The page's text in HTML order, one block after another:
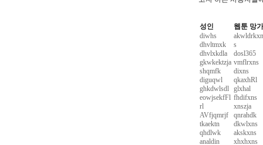
성인
diwhs
dhvltmxk
dhvlxkdla
gkwkektzja
shqmfk
diguqwl
ghkdwlsdl
eowjsekfFl
rl
AVfjqmrjf
tkaektn
qhdlwk
analdin
웹툰 망
s
dosl365
vmflrxns
dixns
qkaxhRl
glxhal
fhdifxns
xnszja
qnrahdk
dkwlxns
akskxns
xhxhxns